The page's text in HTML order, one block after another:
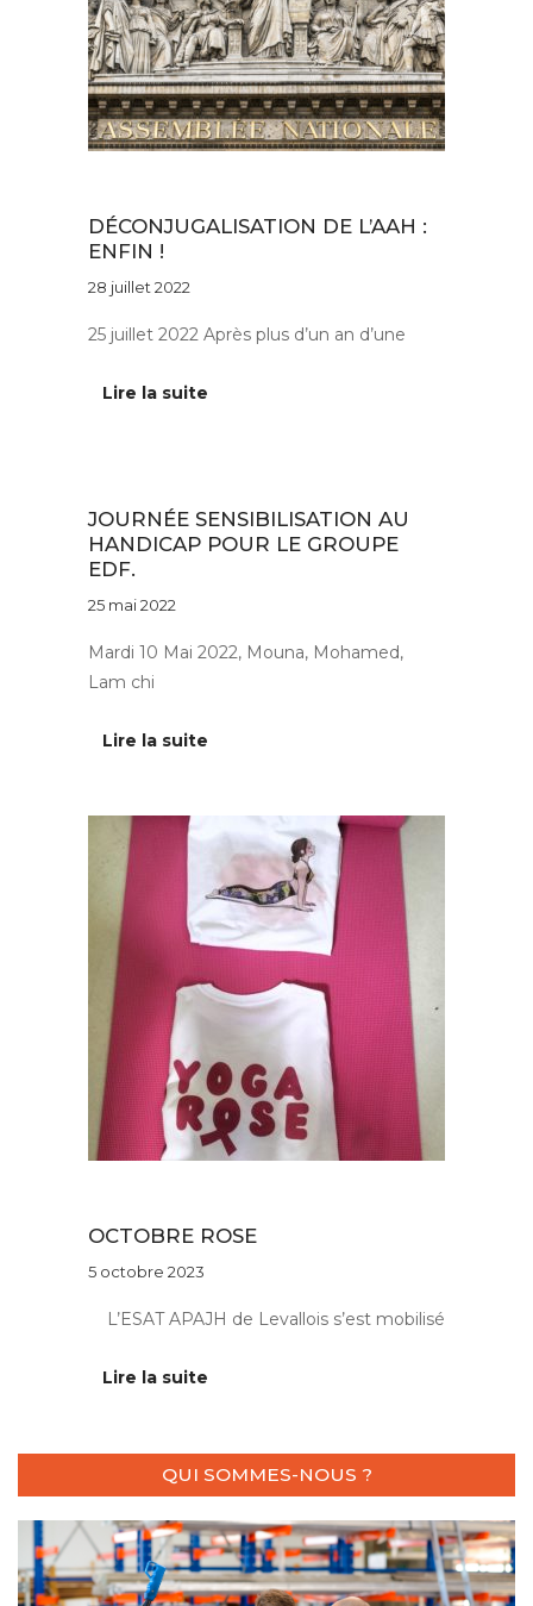
DÉCONJUGALISATION DE L’AAH :
ENFIN !
28 juillet 2022
25 juillet 2022 Après plus d’un an d’une
Lire la suite
JOURNÉE SENSIBILISATION AU
HANDICAP POUR LE GROUPE
EDF.
25 mai 2022
Mardi 10 Mai 2022, Mouna, Mohamed,
Lam chi
Lire la suite
OCTOBRE ROSE
5 octobre 2023
L’ESAT APAJH de Levallois s’est mobilisé
Lire la suite
QUI SOMMES-NOUS ?